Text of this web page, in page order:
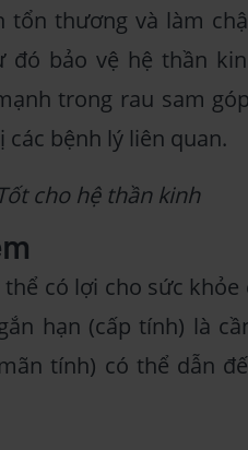
tổn thương và làm
đó bảo vệ hệ thần
trong rau sam
bệnh lý liên quan.
Tốt cho hệ thần kinh
có lợi cho sức
hạn (cấp tính) là
tính) có thể dẫn